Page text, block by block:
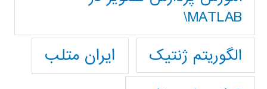
MATLAB\
الگوریتم ژنتیک
ایران متلب